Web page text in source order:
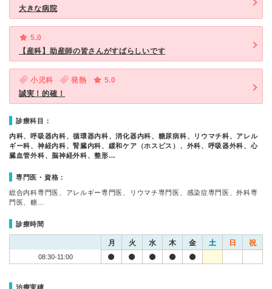
大きな病院
5.0
【産科】助産師の皆さんがすばらしいです
小児科 発熱
5.0
誠実！的確！
診療科目：
内科、呼吸器内科、循環器内科、消化器内科、糖尿病科、リウマチ科、アレル
ギー科、神経内科、腎臓内科、緩和ケア（ホスピス）、外科、呼吸器外科、心
臓血管外科、脳神経外科、整形…
専門医・資格：
総合内科専門医、アレルギー専門医、リウマチ専門医、感染症専門医、外科専
門医、糖…
診療時間
月 火 水 木 金 土 日 祝
08:30-11:00
治療実績